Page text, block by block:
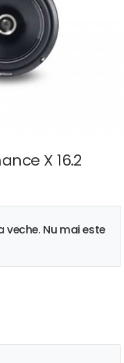
X 16.2
Nu mai este